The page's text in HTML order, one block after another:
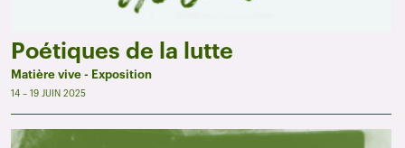
Poétiques de la lutte
Matière vive - Exposition
14 – 19 JUIN 2025